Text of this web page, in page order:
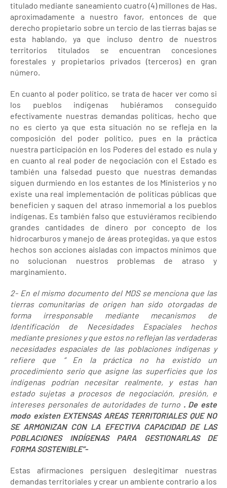
titulado mediante saneamiento cuatro (4) millones de Has.
aproximadamente a nuestro favor, entonces de que
derecho propietario sobre un tercio de las tierras bajas se
esta hablando, ya que incluso dentro de nuestros
territorios titulados se encuentran concesiones
forestales y propietarios privados (terceros) en gran
número.
En cuanto al poder político, se trata de hacer ver como si
los pueblos indígenas hubiéramos conseguido
efectivamente nuestras demandas políticas, hecho que
no es cierto ya que esta situación no se refleja en la
composición del poder político, pues en la práctica
nuestra participación en los Poderes del estado es nula y
en cuanto al real poder de negociación con el Estado es
también una falsedad puesto que nuestras demandas
siguen durmiendo en los estantes de los Ministerios y no
existe una real implementación de políticas públicas que
beneficien y saquen del atraso inmemorial a los pueblos
indígenas. Es también falso que estuviéramos recibiendo
grandes cantidades de dinero por concepto de los
hidrocarburos y manejo de áreas protegidas, ya que estos
hechos son acciones aisladas con impactos mínimos que
no solucionan nuestros problemas de atraso y
marginamiento.
2- En el mismo documento del MDS se menciona que las
tierras comunitarias de origen han sido otorgadas de
forma irresponsable mediante mecanismos de
Identificación de Necesidades Espaciales hechos
mediante presiones y que estos no reflejan las verdaderas
necesidades espaciales de las poblaciones indígenas y
refiere que “ En la práctica no ha existido un
procedimiento serio que asigne las superficies que los
indígenas podrían necesitar realmente, y estas han
estado sujetas a procesos de negociación, presión, e
intereses personales de autoridades de turno . De este
modo existen EXTENSAS AREAS TERRITORIALES QUE NO
SE ARMONIZAN CON LA EFECTIVA CAPACIDAD DE LAS
POBLACIONES INDÍGENAS PARA GESTIONARLAS DE
FORMA SOSTENIBLE”-
Estas afirmaciones persiguen deslegitimar nuestras
demandas territoriales y crear un ambiente contrario a los